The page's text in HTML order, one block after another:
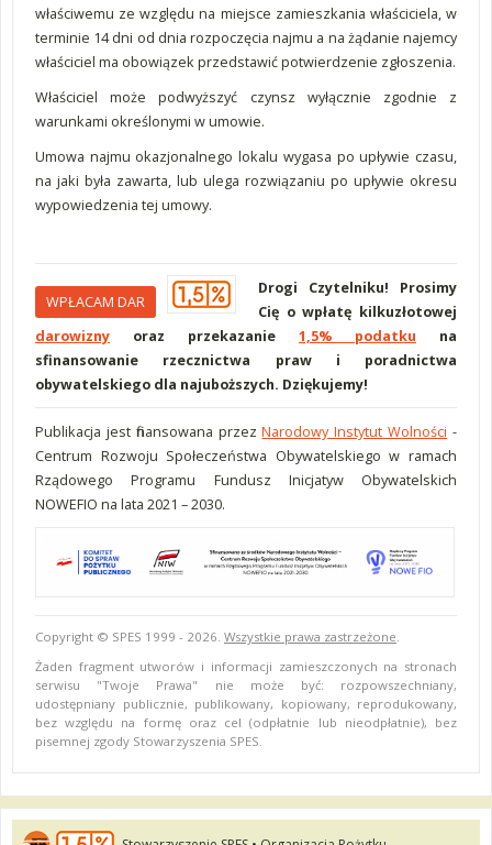
właściwemu ze względu na miejsce zamieszkania właściciela, w
terminie 14 dni od dnia rozpoczęcia najmu a na żądanie najemcy
właściciel ma obowiązek przedstawić potwierdzenie zgłoszenia.
Właściciel może podwyższyć czynsz wyłącznie zgodnie z
warunkami określonymi w umowie.
Umowa najmu okazjonalnego lokalu wygasa po upływie czasu,
na jaki była zawarta, lub ulega rozwiązaniu po upływie okresu
wypowiedzenia tej umowy.
WPŁACAM DAR
Drogi Czytelniku! Prosimy
Cię o wpłatę kilkuzłotowej
darowizny oraz przekazanie 1,5% podatku na
sfinansowanie rzecznictwa praw i poradnictwa
obywatelskiego dla najuboższych. Dziękujemy!
Publikacja jest finansowana przezNarodowy Instytut Wolności -
Centrum Rozwoju Społeczeństwa Obywatelskiego w ramach
Rządowego Programu Fundusz Inicjatyw Obywatelskich
NOWEFIO na lata 2021 – 2030.
Copyright © SPES 1999 - 2026. Wszystkie prawa zastrzeżone.
Żaden fragment utworów i informacji zamieszczonych na stronach
serwisu "Twoje Prawa" nie może być: rozpowszechniany,
udostępniany publicznie, publikowany, kopiowany, reprodukowany,
bez względu na formę oraz cel (odpłatnie lub nieodpłatnie), bez
pisemnej zgody Stowarzyszenia SPES.